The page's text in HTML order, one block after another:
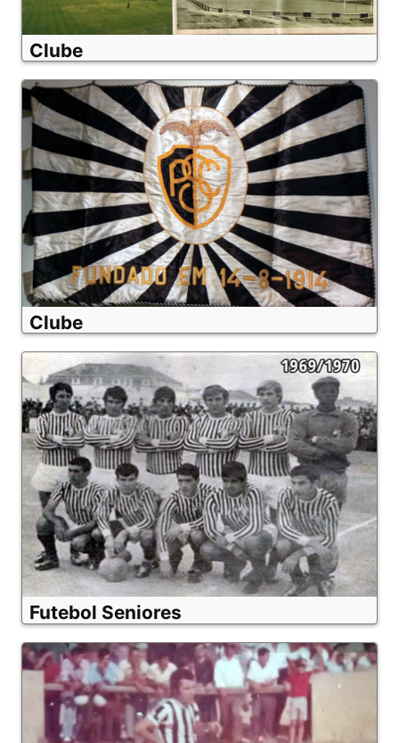
Clube
Clube
Futebol Seniores